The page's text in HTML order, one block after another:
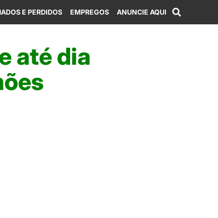
E PERDIDOS EMPREGOS ANUNCIE AQUI
até dia